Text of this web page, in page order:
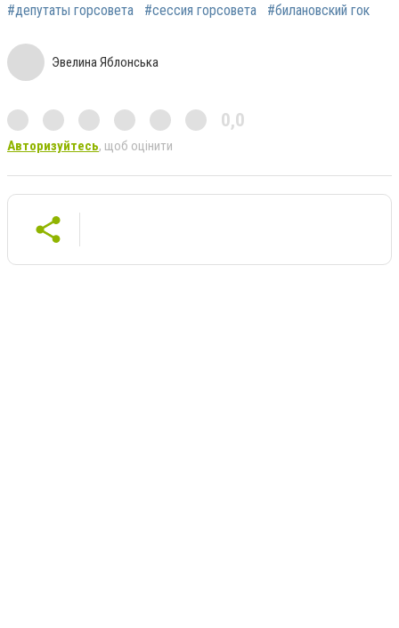
#депутаты горсовета #сессия горсовета #билановский гок
Эвелина Яблонська
0,0
Авторизуйтесь, щоб оцінити